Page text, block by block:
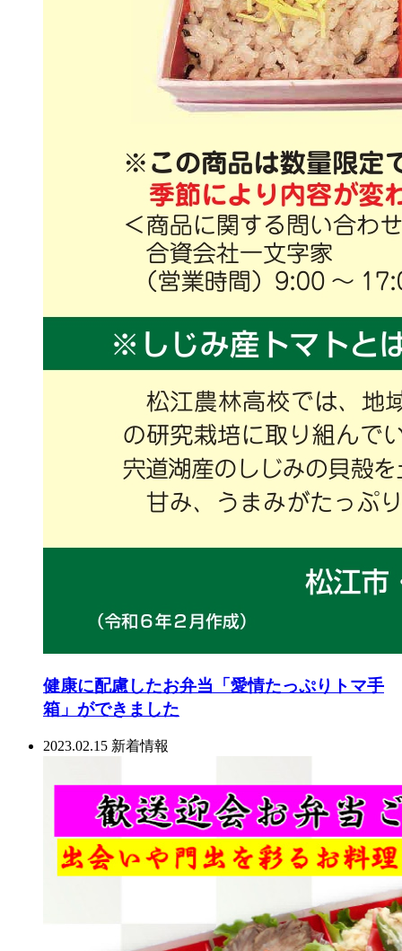
健康に配慮したお弁当「愛情たっぷりトマ手
箱」ができました
2023.02.15 新着情報